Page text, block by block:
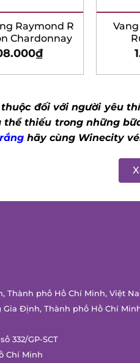
đối với người yêu
thiếu trong những
hãy cùng Winecity
Raymond R
Chardonnay
₫
Thành phố Hồ Chí Minh, Việt
Định, Thành phố Hồ Chí
332/GP-SCT
Chí Minh